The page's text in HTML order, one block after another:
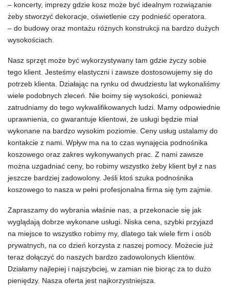
– koncerty, imprezy gdzie kosz może być idealnym rozwiązanie
żeby stworzyć dekoracje, oświetlenie czy podnieść operatora.
– do budowy oraz montażu różnych konstrukcji na bardzo dużych
wysokościach.
Nasz sprzęt może być wykorzystywany tam gdzie życzy sobie
tego klient. Jesteśmy elastyczni i zawsze dostosowujemy się do
potrzeb klienta. Działając na rynku od dwudziestu lat wykonaliśmy
wiele podobnych zleceń. Nie boimy się wysokości, ponieważ
zatrudniamy do tego wykwalifikowanych ludzi. Mamy odpowiednie
uprawnienia, co gwarantuje klientowi, że usługi będzie miał
wykonane na bardzo wysokim poziomie. Ceny usług ustalamy do
kontakcie z nami. Wpływ ma na to czas wynajęcia podnośnika
koszowego oraz zakres wykonywanych prac. Z nami zawsze
można uzgadniać ceny, bo robimy wszystko żeby klient był z nas
jeszcze bardziej zadowolony. Jeśli ktoś szuka podnośnika
koszowego to nasza w pełni profesjonalna firma się tym zajmie.
Zapraszamy do wybrania właśnie nas, a przekonacie się jak
wyglądają dobrze wykonane usługi. Niska cena, szybki przyjazd
na miejsce to wszystko robimy my, dlatego tak wiele firm i osób
prywatnych, na co dzień korzysta z naszej pomocy. Możecie już
teraz dołączyć do naszych bardzo zadowolonych klientów.
Działamy najlepiej i najszybciej, w zamian nie biorąc za to dużo
pieniędzy. Nasza oferta jest najkorzystniejsza.